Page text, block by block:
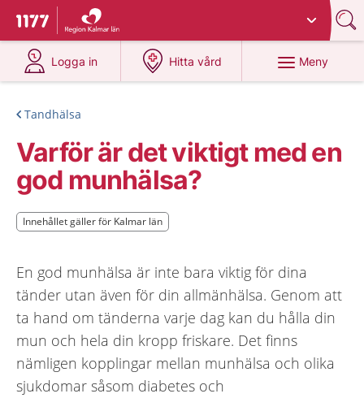
Till startsidan för 1177
Du har valt region
Logga in
på 1177.se
Hitta vård
på 1177.se
Meny
Tandhälsa
Varför är det viktigt med en
god munhälsa?
Innehållet gäller för Kalmar län
Innehållet gäller för Kalmar län
En god munhälsa är inte bara viktig för dina
tänder utan även för din allmänhälsa. Genom att
ta hand om tänderna varje dag kan du hålla din
mun och hela din kropp friskare. Det finns
nämligen kopplingar mellan munhälsa och olika
sjukdomar såsom diabetes och